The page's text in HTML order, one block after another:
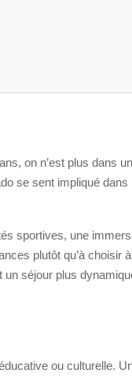
on n’est plus dans
se sent impliqué
sportives, une
plutôt qu’à choisir
séjour plus
ou culturelle.